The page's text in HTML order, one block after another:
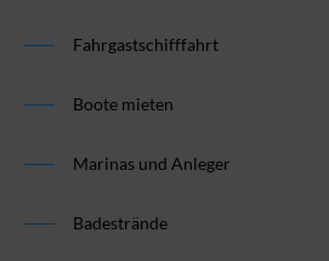
Fahrgastschifffahrt
Boote mieten
Marinas und Anleger
Badestrände